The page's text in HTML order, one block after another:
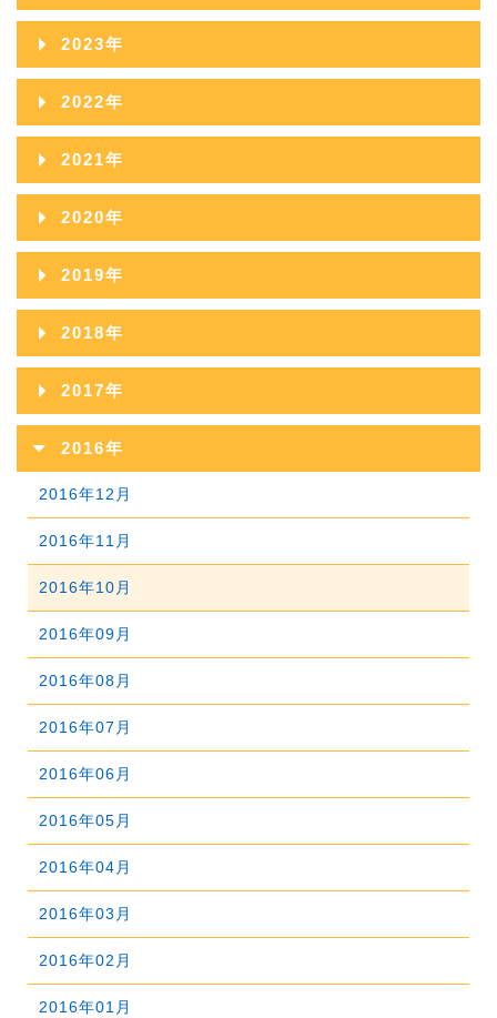
2026年06月
2026年05月
2026年04月
2026年03月
2026年02月
2026年01月
2025年11月
2025年10月
2025年09月
2025年08月
2025年07月
2025年06月
2025年05月
2025年03月
2025年02月
2025年01月
2024年12月
2024年11月
2024年10月
2024年09月
2024年08月
2024年07月
2024年06月
2024年05月
2024年03月
2024年02月
2024年01月
2023年
2023年12月
2023年11月
2023年10月
2023年09月
2023年08月
2023年07月
2023年06月
2023年05月
2022年
2022年12月
2022年11月
2022年10月
2022年09月
2022年08月
2022年07月
2022年06月
2022年05月
2022年04月
2022年03月
2022年02月
2022年01月
2021年
2021年12月
2021年11月
2021年10月
2021年09月
2021年08月
2021年07月
2021年06月
2021年05月
2021年04月
2021年03月
2021年02月
2021年01月
2020年
2020年12月
2020年11月
2020年10月
2020年09月
2020年08月
2020年07月
2020年06月
2020年05月
2020年04月
2020年03月
2020年02月
2020年01月
2019年
2019年12月
2019年11月
2019年10月
2019年09月
2019年08月
2019年07月
2019年06月
2019年05月
2019年04月
2019年03月
2019年02月
2019年01月
2018年
2018年12月
2018年11月
2018年10月
2018年09月
2018年08月
2018年07月
2018年06月
2018年05月
2018年04月
2018年03月
2018年02月
2018年01月
2017年
2017年12月
2017年11月
2017年10月
2017年09月
2017年08月
2017年07月
2017年06月
2017年05月
2017年04月
2017年03月
2017年02月
2017年01月
2016年
2016年12月
2016年11月
2016年10月
2016年09月
2016年08月
2016年07月
2016年06月
2016年05月
2016年04月
2016年03月
2016年02月
2016年01月